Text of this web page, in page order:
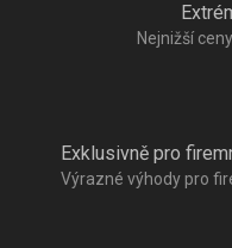
Nejnižší
Exklusivně pro
Výrazné výhody pro